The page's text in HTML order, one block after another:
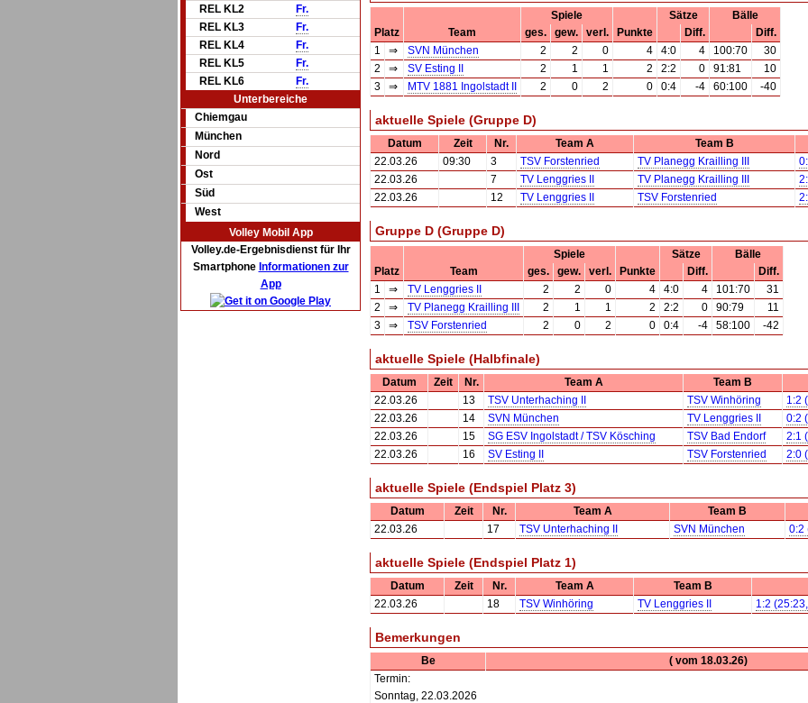
REL KL2
Fr.
REL KL3
Fr.
REL KL4
Fr.
REL KL5
Fr.
REL KL6
Fr.
Unterbereiche
Chiemgau
München
Nord
Ost
Süd
West
Volley Mobil App
Volley.de-Ergebnisdienst für Ihr
Smartphone Informationen zur
App
Spiele Sätze
Bälle
Platz
Team ges. gew. verl. Punkte Diff.
Diff.
1
⇒ SVN München 2 2 0 4 4:0 4 100:70
30
2
⇒ SV Esting II 2 1 1 2 2:2 0 91:81
10
3
⇒ MTV 1881 Ingolstadt II 2 0 2 0 0:4 -4 60:100 -40
aktuelle Spiele (Gruppe D)
Datum Zeit Nr. Team A
Team B
22.03.26
09:30 3 TSV Forstenried TV Planegg Krailling III
22.03.26
7 TV Lenggries II TV Planegg Krailling III
22.03.26
12 TV Lenggries II TSV Forstenried
Gruppe D (Gruppe D)
Spiele Sätze
Bälle
Platz
Team ges. gew. verl. Punkte Diff.
Diff.
1
⇒ TV Lenggries II 2 2 0 4 4:0 4 101:70
31
2
⇒ TV Planegg Krailling III 2 1 1 2 2:2 0 90:79
11
3
⇒ TSV Forstenried 2 0 2 0 0:4 -4 58:100 -42
aktuelle Spiele (Halbfinale)
Datum Zeit Nr. Team A
Team B
22.03.26
13 TSV Unterhaching II TSV Winhöring
1:2
22.03.26
14 SVN München TV Lenggries II
0:2
22.03.26
15 SG ESV Ingolstadt / TSV Kösching TSV Bad Endorf
2:1
22.03.26
16 SV Esting II TSV Forstenried 2:0
aktuelle Spiele (Endspiel Platz 3)
Datum Zeit Nr. Team A
Team B
22.03.26
17 TSV Unterhaching II SVN München 0:2
aktuelle Spiele (Endspiel Platz 1)
Datum Zeit Nr. Team A
Team B
22.03.26
18 TSV Winhöring TV Lenggries II 1:2
Bemerkungen
Be
( vom 18.03.26)
Termin:
Sonntag, 22.03.2026